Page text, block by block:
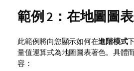
範例 2：在地圖圖
此範例將向您顯示如何在進階模式
量值運算式為地圖圖表著色。具體
容：